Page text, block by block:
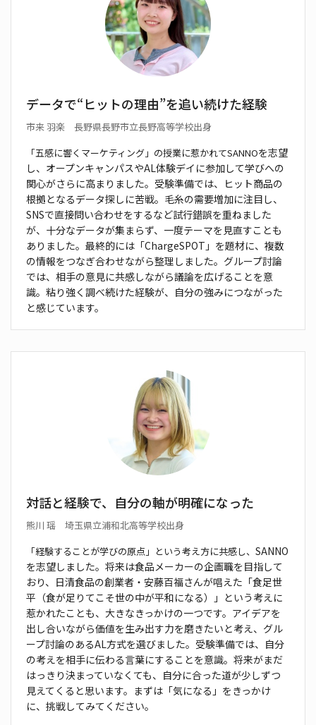
データで“ヒットの理由”を追い続けた経験
市来 羽楽 長野県長野市立長野高等学校出身
「五感に響くマーケティング」の授業に惹かれてSANNOを志望
し、オープンキャンパスやAL体験デイに参加して学びへの
関心がさらに高まりました。受験準備では、
ヒット商品の
根拠となるデータ探しに苦戦。毛糸の需要増加に注目し、
SNSで直接問い合わせをするなど試行錯誤を重ねました
が、十分なデータが集まらず、一度テーマを見直すことも
ありました。最終的には「ChargeSPOT」 を題材に、複数
の情報をつなぎ合わせながら整理し ました。グループ討論
では、相手の意見に共感しながら議論を広げることを意
識。粘り強く調べ続けた経験が、自分の強みにつながった
と感じています。
対話と経験で、自分の軸が明確になった
熊川 瑶 埼玉県立浦和北高等学校出身
「経験することが学びの原点」という考え方に共感し、 SANNO
を志望しました。将来は食品メーカーの企画職を目指して
おり、日清食品の創業者・安藤百福さんが唱えた「食足世
平（食が足りてこそ世の中が平和になる）」 という考えに
惹かれたことも、大きなきっかけの一つです。アイデアを
出し合いながら価値を生み出す力を磨きたいと考え、グル
ープ討論のあるAL方式を選びま した。受験準備では、自分
の考えを相手に伝わる言葉にすることを意識。将来がまだ
はっきり決まっていなくても、自分に合った道が少しずつ
見えてくると思います。 まずは「気になる」をきっかけ
に、挑戦してみてください。